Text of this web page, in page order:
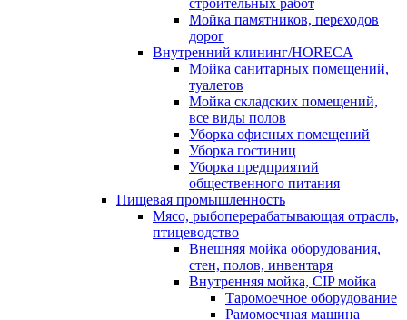
строительных работ
Мойка памятников, переходов
дорог
Внутренний клининг/HORECA
Мойка санитарных помещений,
туалетов
Мойка складских помещений,
все виды полов
Уборка офисных помещений
Уборка гостиниц
Уборка предприятий
общественного питания
Пищевая промышленность
Мясо, рыбоперерабатывающая отрасль,
птицеводство
Внешняя мойка оборудования,
стен, полов, инвентаря
Внутренняя мойка, CIP мойка
Таромоечное оборудование
Рамомоечная машина